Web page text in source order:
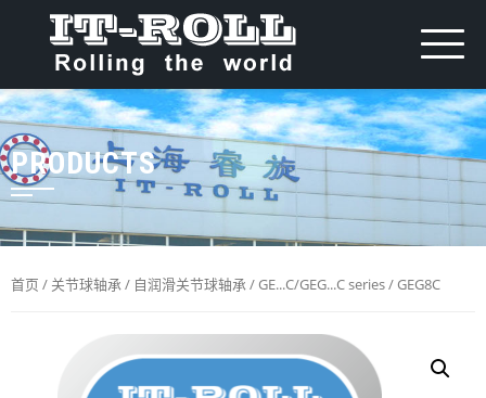
PRODUCTS
首页 / 关节球轴承/ 自润滑关节球轴承/GE...C/GEG...C series/ GEG8C